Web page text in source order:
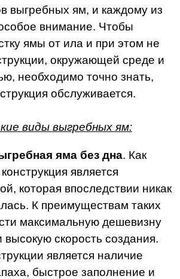
выгребных ям, и каждому из
внимание. Чтобы
ямы от ила и при этом не
окружающей среде и
необходимо точно знать,
обслуживается.
виды выгребных ям:
яма без дна. Как
является
которая впоследствии никак
К преимуществам таких
максимальную дешевизну
высокую скорость создания.
является наличие
быстрое заполнение и